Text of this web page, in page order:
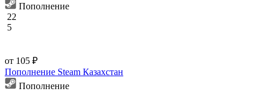
Пополнение
22
5
от 105 ₽
Пополнение Steam Казахстан
Пополнение